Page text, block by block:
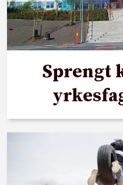
Sprengt